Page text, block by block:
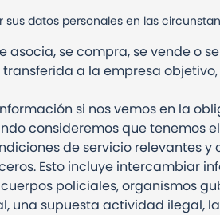
datos personales en las
asocia, se compra, se vende o
a la empresa
si nos vemos en la
consideremos que tenemos
de servicio relevantes
Esto incluye intercambiar
policiales, organismos
una supuesta actividad ilegal,